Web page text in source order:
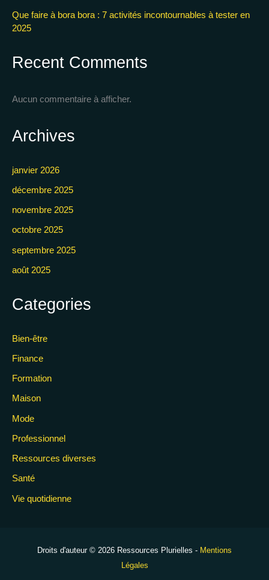
Que faire à bora bora : 7 activités incontournables à tester en
2025
Recent Comments
Aucun commentaire à afficher.
Archives
janvier 2026
décembre 2025
novembre 2025
octobre 2025
septembre 2025
août 2025
Categories
Bien-être
Finance
Formation
Maison
Mode
Professionnel
Ressources diverses
Santé
Vie quotidienne
Droits d'auteur © 2026 Ressources Plurielles - Mentions
Légales